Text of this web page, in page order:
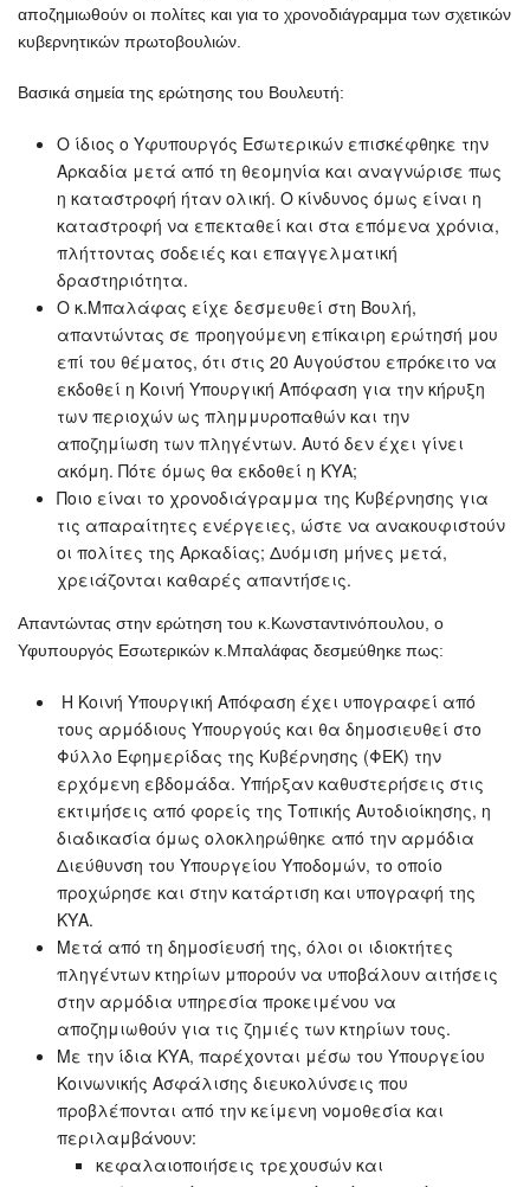
αποζημιωθούν οι πολίτες και για το χρονοδιάγραμμα των σχετικών
κυβερνητικών πρωτοβουλιών.
Βασικά σημεία της ερώτησης του Βουλευτή:
Ο ίδιος ο Υφυπουργός Εσωτερικών επισκέφθηκε την
Αρκαδία μετά από τη θεομηνία και αναγνώρισε πως
η καταστροφή ήταν ολική. Ο κίνδυνος όμως είναι η
καταστροφή να επεκταθεί και στα επόμενα χρόνια,
πλήττοντας σοδειές και επαγγελματική
δραστηριότητα.
Ο κ.Μπαλάφας είχε δεσμευθεί στη Βουλή,
απαντώντας σε προηγούμενη επίκαιρη ερώτησή μου
επί του θέματος, ότι στις 20 Αυγούστου επρόκειτο να
εκδοθεί η Κοινή Υπουργική Απόφαση για την κήρυξη
των περιοχών ως πλημμυροπαθών και την
αποζημίωση των πληγέντων. Αυτό δεν έχει γίνει
ακόμη. Πότε όμως θα εκδοθεί η ΚΥΑ;
Ποιο είναι το χρονοδιάγραμμα της Κυβέρνησης για
τις απαραίτητες ενέργειες, ώστε να ανακουφιστούν
οι πολίτες της Αρκαδίας; Δυόμιση μήνες μετά,
χρειάζονται καθαρές απαντήσεις.
Απαντώντας στην ερώτηση του κ.Κωνσταντινόπουλου, ο
Υφυπουργός Εσωτερικών κ.Μπαλάφας δεσμεύθηκε πως:
Η Κοινή Υπουργική Απόφαση έχει υπογραφεί από
τους αρμόδιους Υπουργούς και θα δημοσιευθεί στο
Φύλλο Εφημερίδας της Κυβέρνησης (ΦΕΚ) την
ερχόμενη εβδομάδα. Υπήρξαν καθυστερήσεις στις
εκτιμήσεις από φορείς της Τοπικής Αυτοδιοίκησης, η
διαδικασία όμως ολοκληρώθηκε από την αρμόδια
Διεύθυνση του Υπουργείου Υποδομών, το οποίο
προχώρησε και στην κατάρτιση και υπογραφή της
ΚΥΑ.
Μετά από τη δημοσίευσή της, όλοι οι ιδιοκτήτες
πληγέντων κτηρίων μπορούν να υποβάλουν αιτήσεις
στην αρμόδια υπηρεσία προκειμένου να
αποζημιωθούν για τις ζημιές των κτηρίων τους.
Με την ίδια ΚΥΑ, παρέχονται μέσω του Υπουργείου
Κοινωνικής Ασφάλισης διευκολύνσεις που
προβλέπονται από την κείμενη νομοθεσία και
περιλαμβάνουν:
κεφαλαιοποιήσεις τρεχουσών και